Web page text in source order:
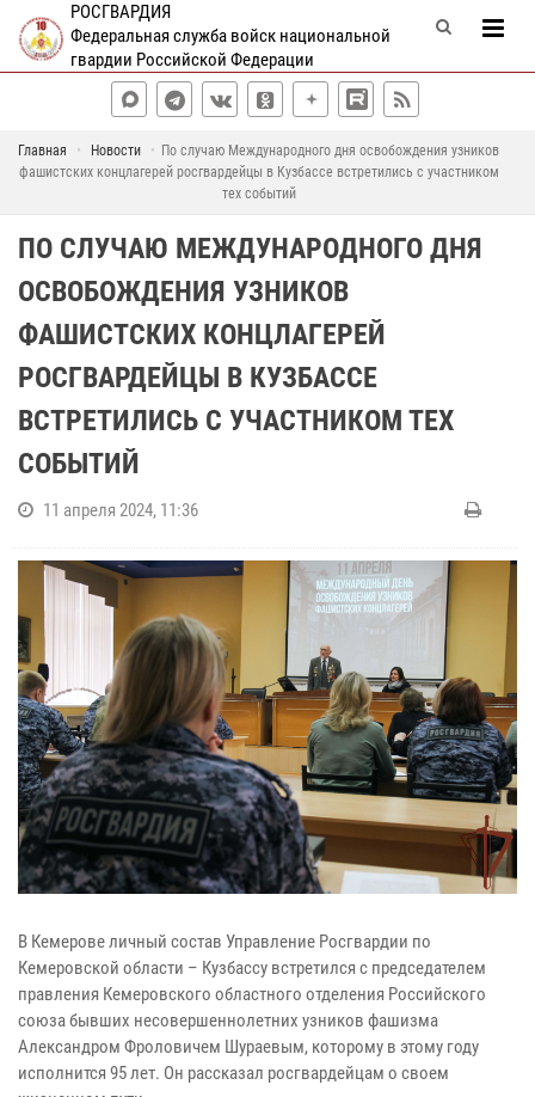
РОСГВАРДИЯ
Федеральная служба войск национальной
гвардии Российской Федерации
Главная Новости
По случаю Международного дня освобождения узников
фашистских концлагерей росгвардейцы в Кузбассе встретились с участником
тех событий
ПО СЛУЧАЮ МЕЖДУНАРОДНОГО ДНЯ
ОСВОБОЖДЕНИЯ УЗНИКОВ
ФАШИСТСКИХ КОНЦЛАГЕРЕЙ
РОСГВАРДЕЙЦЫ В КУЗБАССЕ
ВСТРЕТИЛИСЬ С УЧАСТНИКОМ ТЕХ
СОБЫТИЙ
11 апреля 2024, 11:36
В Кемерове личный состав Управление Росгвардии по
Кемеровской области – Кузбассу встретился с председателем
правления Кемеровского областного отделения Российского
союза бывших несовершеннолетних узников фашизма
Александром Фроловичем Шураевым, которому в этому году
исполнится 95 лет. Он рассказал росгвардейцам о своем